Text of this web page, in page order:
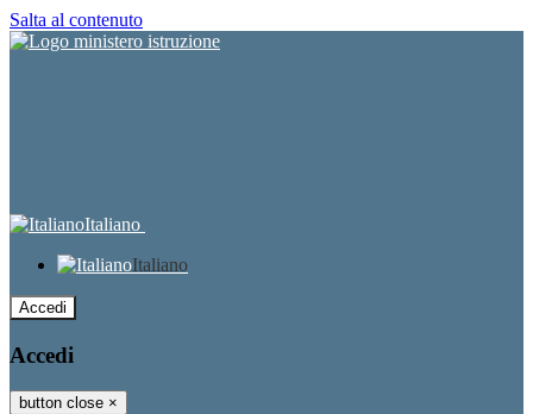
Salta al contenuto
Italiano
Italiano
Accedi
Accedi
button close ×